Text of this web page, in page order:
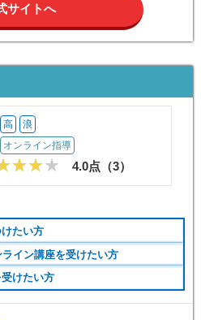
サイトへ
高 浪
オンライン指導
4.0点（3）
たい方
イン講座を受けたい方
けたい方